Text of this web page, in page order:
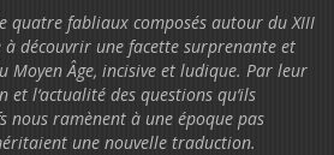
quatre fabliaux composés autour du XIII
découvrir une facette surprenante et
Âge, incisive et ludique. Par leur
l‘actualité des questions qu‘ils
nous ramènent à une époque pas
une nouvelle traduction.